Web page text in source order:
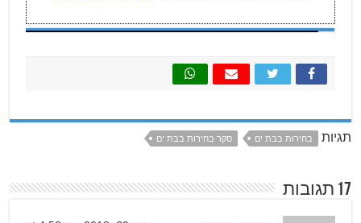
תגיות בחירות בבת ים סקר בחירות בבת ים
17 תגובות